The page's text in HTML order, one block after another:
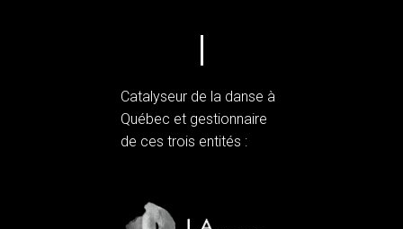
Catalyseur de la danse à
Québec et gestionnaire
de ces trois entités :